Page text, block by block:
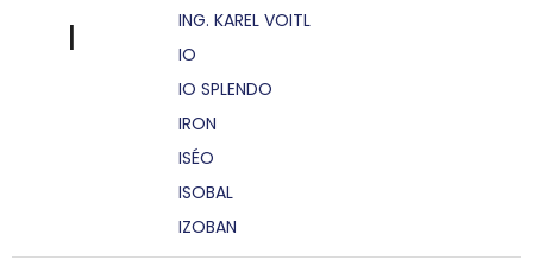
I
ING. KAREL VOITL
IO
IO SPLENDO
IRON
ISÉO
ISOBAL
IZOBAN